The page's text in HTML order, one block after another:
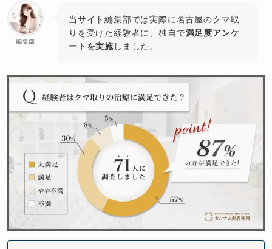
編集部
当サイト編集部では実際に名古屋のクマ取
りを受けた経験者に、独自で満足度アンケ
ートを実施しました。